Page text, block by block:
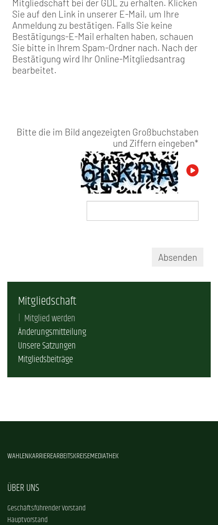
Mitgliedschaft bei der GDL zu erhalten. Klicken
Sie auf den Link in unserer E-Mail, um Ihre
Anmeldung zu bestätigen. Falls Sie keine
Bestätigungs-E-Mail erhalten haben, schauen
Sie bitte in Ihrem Spam-Ordner nach. Nach der
Bestätigung wird Ihr Online-Mitgliedsantrag
bearbeitet.
Bitte die im Bild angezeigten Großbuchstaben
und Ziffern eingeben*
Absenden
Mitgliedschaft
Mitglied werden
Änderungsmitteilung
Unsere Satzungen
Mitgliedsbeiträge
WAHLENKARRIEREARBEITSKREISEMEDIATHEK
ÜBER UNS
Geschäftsführender Vorstand
Hauptvorstand